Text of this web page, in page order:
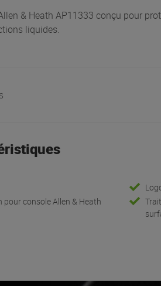
& Heath AP11333 conçu pour
liquides.
pour console Allen & Heath